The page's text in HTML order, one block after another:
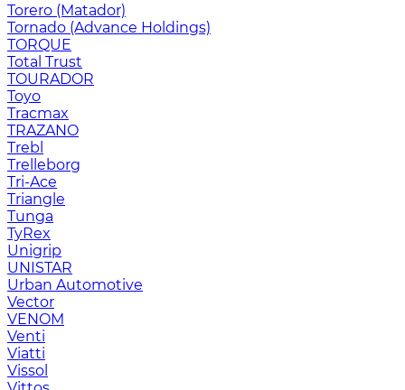
Torero (Matador)
Tornado (Advance Holdings)
TORQUE
Total Trust
TOURADOR
Toyo
Tracmax
TRAZANO
Trebl
Trelleborg
Tri-Ace
Triangle
Tunga
TyRex
Unigrip
UNISTAR
Urban Automotive
Vector
VENOM
Venti
Viatti
Vissol